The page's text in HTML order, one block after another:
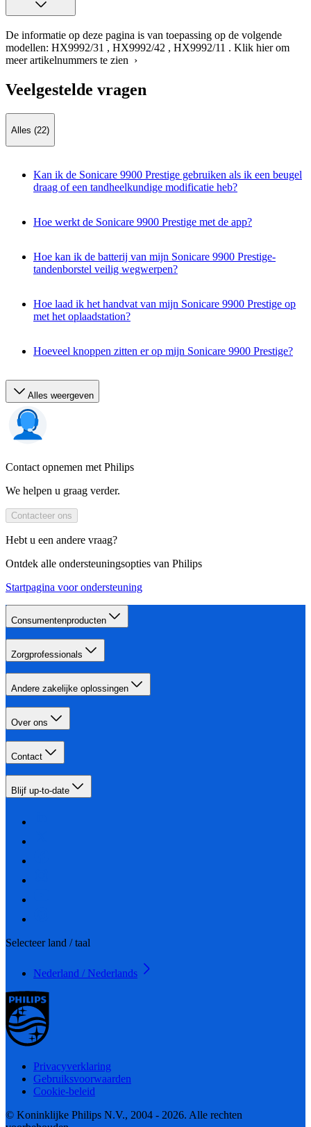
De informatie op deze pagina is van toepassing op de volgende
modellen: HX9992/31 , HX9992/42 , HX9992/11 . Klik hier om
meer artikelnummers te zien ›
Veelgestelde vragen
Alles (22)
Kan ik de Sonicare 9900 Prestige gebruiken als ik een beugel
draag of een tandheelkundige modificatie heb?
Hoe werkt de Sonicare 9900 Prestige met de app?
Hoe kan ik de batterij van mijn Sonicare 9900 Prestige-
tandenborstel veilig wegwerpen?
Hoe laad ik het handvat van mijn Sonicare 9900 Prestige op
met het oplaadstation?
Hoeveel knoppen zitten er op mijn Sonicare 9900 Prestige?
Alles weergeven
Contact opnemen met Philips
We helpen u graag verder.
Contacteer ons
Hebt u een andere vraag?
Ontdek alle ondersteuningsopties van Philips
Startpagina voor ondersteuning
Consumentenproducten
Zorgprofessionals
Andere zakelijke oplossingen
Over ons
Contact
Blijf up-to-date
Selecteer land / taal
Nederland / Nederlands
Privacyverklaring
Gebruiksvoorwaarden
Cookie-beleid
© Koninklijke Philips N.V., 2004 - 2026. Alle rechten